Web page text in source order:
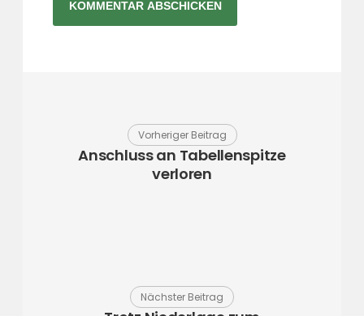
Vorheriger Beitrag
Anschluss an Tabellenspitze
verloren
Nächster Beitrag